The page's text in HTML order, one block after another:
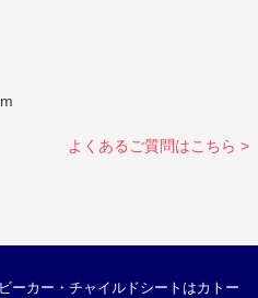
よくあるご質問はこちら >
ーカー・チャイルドシートはカトー